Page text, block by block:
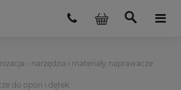
- narzędzia i materiały naprawacze
do opon i dętek